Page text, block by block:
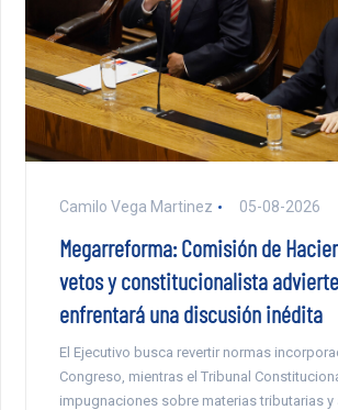
Camilo Vega Martinez 05-08-2026
Megarreforma: Comisión de
vetos y constitucionalista advierte
enfrentará una discusión inédita
El Ejecutivo busca revertir normas
Congreso, mientras el Tribunal
impugnaciones sobre materias tributarias y